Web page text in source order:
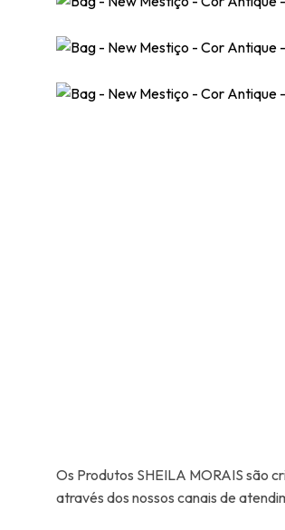
Os Produtos SHEILA MORAIS são
através dos nossos canais de